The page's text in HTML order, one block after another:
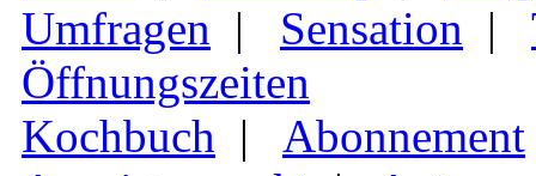
Umfragen | Sensation |
Öffnungszeiten
Kochbuch | Abonnement